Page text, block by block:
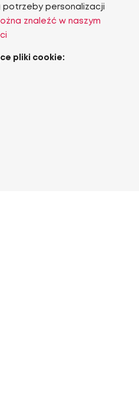
potrzeby personalizacji
znaleźć w naszym
pliki cookie: